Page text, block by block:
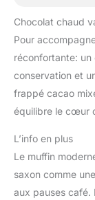
Chocolat chaud
Pour
réconfortante:
conservation et
frappé cacao
équilibre le cœur
L’info en plus
Le muffin
saxon comme
aux pauses